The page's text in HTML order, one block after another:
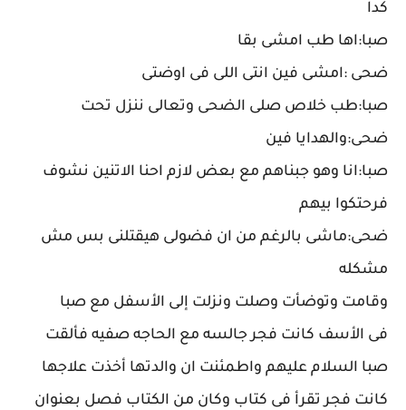
كدا
صبا:اها طب امشى بقا
ضحى :امشى فين انتى اللى فى اوضتى
صبا:طب خلاص صلى الضحى وتعالى ننزل تحت
ضحى:والهدايا فين
صبا:انا وهو جبناهم مع بعض لازم احنا الاتنين نشوف
فرحتكوا بيهم
ضحى:ماشى بالرغم من ان فضولى هيقتلنى بس مش
مشكله
وقامت وتوضأت وصلت ونزلت إلى الأسفل مع صبا
فى الأسف كانت فجر جالسه مع الحاجه صفيه فألقت
صبا السلام عليهم واطمئنت ان والدتها أخذت علاجها
كانت فجر تقرأ فى كتاب وكان من الكتاب فصل بعنوان